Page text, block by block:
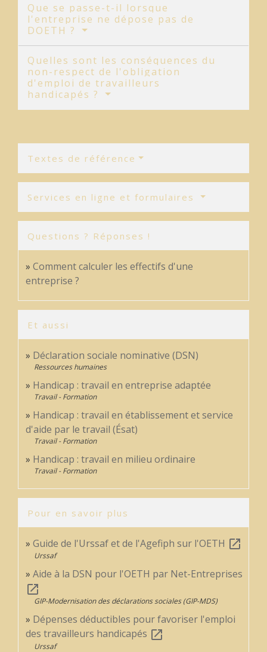
Que se passe-t-il lorsque
l'entreprise ne dépose pas de
DOETH ?
Quelles sont les conséquences du
non-respect de l'obligation
d'emploi de travailleurs
handicapés ?
Textes de référence
Services en ligne et formulaires
Questions ? Réponses !
Comment calculer les effectifs d'une
entreprise ?
Et aussi
Déclaration sociale nominative (DSN)
Ressources humaines
Handicap : travail en entreprise adaptée
Travail - Formation
Handicap : travail en établissement et service
d'aide par le travail (Ésat)
Travail - Formation
Handicap : travail en milieu ordinaire
Travail - Formation
Pour en savoir plus
Guide de l'Urssaf et de l'Agefiph sur l'OETH open_in_new
Urssaf
Aide à la DSN pour l'OETH par Net-Entreprises
open_in_new
GIP-Modernisation des déclarations sociales (GIP-MDS)
Dépenses déductibles pour favoriser l'emploi
des travailleurs handicapés open_in_new
Urssaf